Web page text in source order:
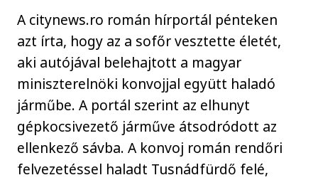
A citynews.ro román hírportál pénteken
azt írta, hogy az a sofőr vesztette életét,
aki autójával belehajtott a magyar
miniszterelnöki konvojjal együtt haladó
járműbe. A portál szerint az elhunyt
gépkocsivezető járműve átsodródott az
ellenkező sávba. A konvoj román rendőri
felvezetéssel haladt Tusnádfürdő felé,